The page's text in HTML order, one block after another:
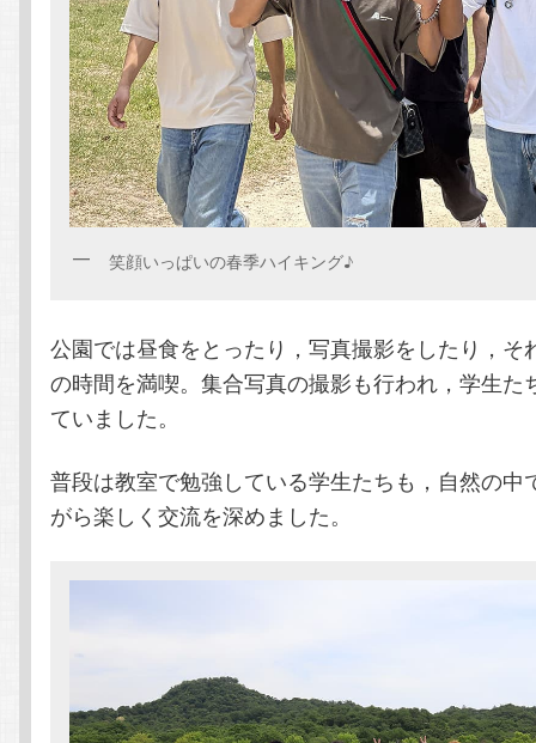
笑顔いっぱいの春季ハイキング♪
公園では昼食をとったり，写真撮影をしたり，そ
の時間を満喫。集合写真の撮影も行われ，学生た
ていました。
普段は教室で勉強している学生たちも，自然の中
がら楽しく交流を深めました。